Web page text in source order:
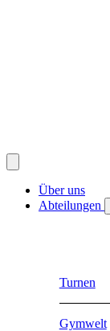
Über uns
Abteilungen
Turnen
Gymwelt